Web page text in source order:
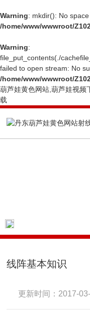
Warning: mkdir(): No
/home/www/wwwroot/
Warning:
file_put_contents(./
failed to open stream: No
/home/www/wwwroot/
葫芦娃黄色网站,葫芦娃视频
载
线阵基本知识
更新时间：2017-